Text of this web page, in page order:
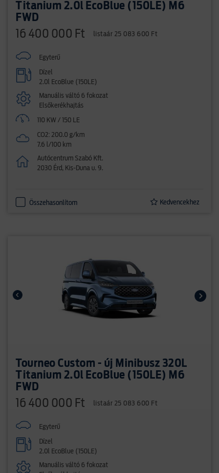
Titanium 2.0l EcoBlue (150LE) M6
FWD
16 400 000 Ft listaár 25 083 600 Ft
Egyterű
Dízel
2.0l EcoBlue (150LE)
Manuális váltó 6 fokozat
Elsőkerékhajtás
110 KW / 150 LE
CO2: 200.0 g/km
7.6 l/100 km
Autócentrum Szabó Kft.
2030 Érd, Kis-Duna u. 9.
Összehasonlítom Kedvencekhez
Tourneo Custom - új Minibusz 320L
Titanium 2.0l EcoBlue (150LE) M6
FWD
16 400 000 Ft listaár 25 083 600 Ft
Egyterű
Dízel
2.0l EcoBlue (150LE)
Manuális váltó 6 fokozat